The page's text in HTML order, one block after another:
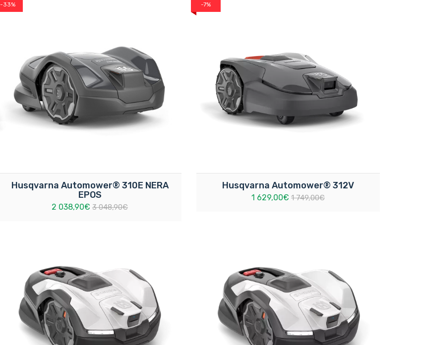
-33%
Husqvarna Automower® 310E NERA
EPOS
2 038,90€ 3 048,90€
-7%
Husqvarna Automower® 312V
1 629,00€ 1 749,00€